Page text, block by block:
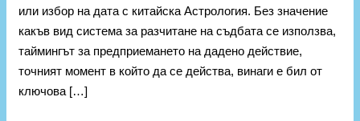
или избор на дата с китайска Астрология. Без значение
какъв вид система за разчитане на съдбата се използва,
таймингът за предприемането на дадено действие,
точният момент в който да се действа, винаги е бил от
ключова […]